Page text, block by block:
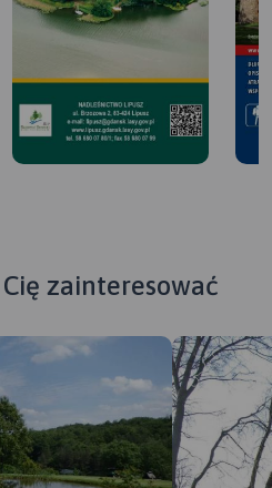
zainteresować